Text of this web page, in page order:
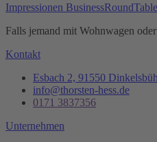
Impressionen
Falls jemand mit Wohnwagen
Kontakt
Esbach 2, 91550
info@thorsten-hess.de
0171 3837356
Unternehmen